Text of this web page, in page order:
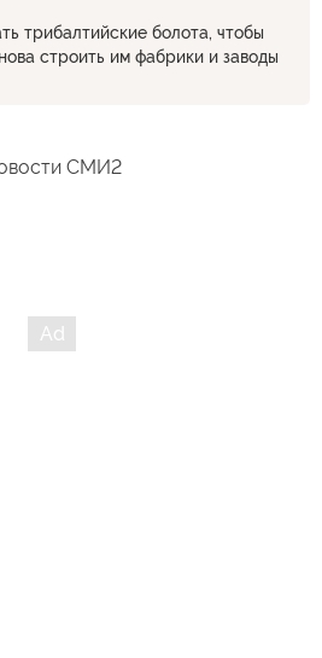
трибалтийские болота, чтобы
строить им фабрики и заводы
СМИ2